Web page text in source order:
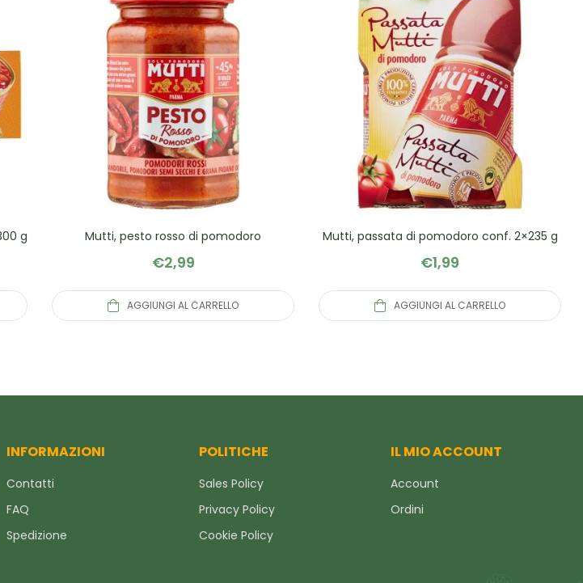
g Mutti, pesto rosso di pomodoro
€2,99
AGGIUNGI AL CARRELLO
Mutti, passata di pomodoro conf. 2×235 g
€1,99
AGGIUNGI AL CARRELLO
INFORMAZIONI
Contatti
FAQ
Spedizione
POLITICHE
Sales Policy
Privacy Policy
Cookie Policy
IL MIO ACCOUNT
Account
Ordini